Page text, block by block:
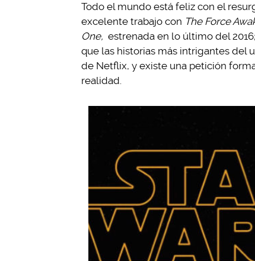
Todo el mundo está feliz con el
excelente trabajo con The Force
One, estrenada en lo último del
que las historias más intrigantes del
de Netflix, y existe una petición
realidad.